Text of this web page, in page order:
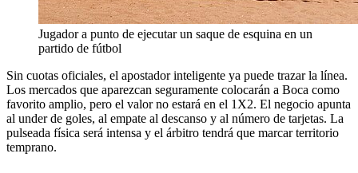
Jugador a punto de ejecutar un saque de esquina en un
partido de fútbol
Sin cuotas oficiales, el apostador inteligente ya puede trazar la línea.
Los mercados que aparezcan seguramente colocarán a Boca como
favorito amplio, pero el valor no estará en el 1X2. El negocio apunta
al under de goles, al empate al descanso y al número de tarjetas. La
pulseada física será intensa y el árbitro tendrá que marcar territorio
temprano.